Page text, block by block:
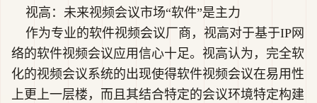
视高：未来视频会议市场“软件”是主力
作为专业的软件视频会议厂商，视高对于基于IP网
络的软件视频会议应用信心十足。视高认为，完全软
化的视频会议系统的出现使得软件视频会议在易用性
上更上一层楼，而且其结合特定的会议环境特定构建